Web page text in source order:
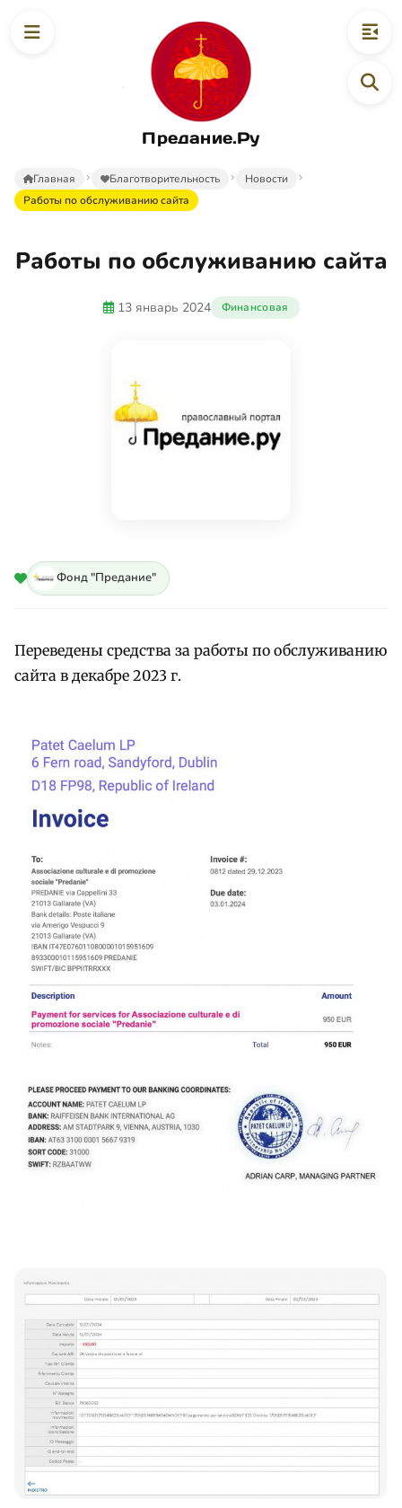
Предание.Ру
Главная Благотворительность
Новости
Работы по обслуживанию сайта
Работы по обслуживанию сайта
13 январь 2024 Финансовая
Фонд "Предание"
Переведены средства за работы по обслуживанию
сайта в декабре 2023 г.